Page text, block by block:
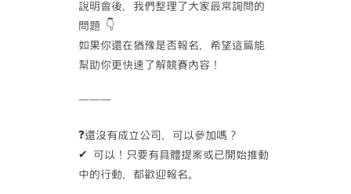
說明會後，我們整理了大家最常詢問的
問題 👇
如果你還在猶豫是否報名，希望這篇能
幫助你更快速了解競賽內容！
———
❓還沒有成立公司，可以參加嗎？
✔ 可以！只要有具體提案或已開始推動
中的行動，都歡迎報名。